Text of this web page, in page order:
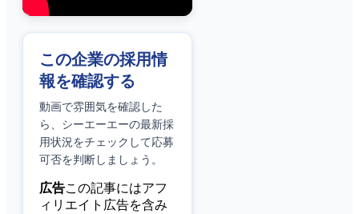
この企業の採用情
報を確認する
動画で雰囲気を確認した
ら、 シーエーエーの最新採
用状況をチェックして応募
可否を判断しましょう。
広告この記事にはアフ
ィリエイト広告を含み